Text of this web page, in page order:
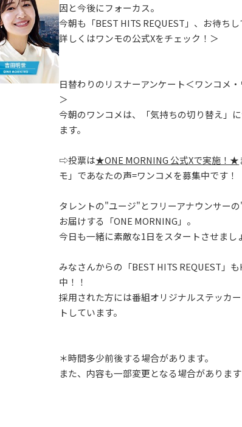
因と今後にフォーカス。
今朝も「BEST HITS REQUEST」、お待ちし
詳しくはワンモの公式Xをチェック！＞
日替わりのリスナーアンケート＜ワンコメ
＞
今朝のワンコメは、「気持ちの切り替え」
ます。
⇨投票は★ONE MORNING 公式Xで実施！★
モ」であなたの声=ワンコメを募集中です！
タレントの"ユージ"とフリーアナウンサー
お届けする「ONE MORNING」。
今日も一緒に素敵な1日をスタートさせまし
みなさんからの「BEST HITS REQUEST」
中！！
採用された方には番組オリジナルステッカ
トしています。
＊時間多少前後する場合があります。
また、内容も一部変更となる場合がありま